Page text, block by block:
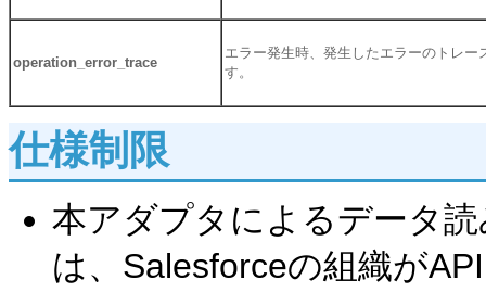
operation_error_trace
エラー発生時、発生したエラーのトレー
す。
仕様制限
本アダプタによるデータ
は、Salesforceの組織が